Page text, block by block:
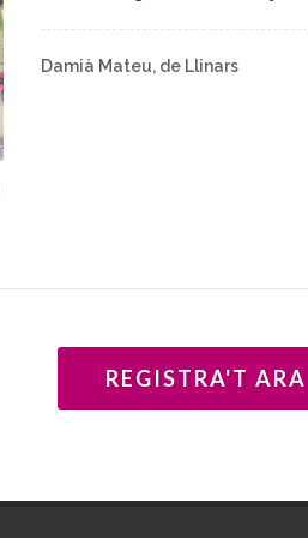
Damià Mateu, de Llinars
REGISTRA'T ARA